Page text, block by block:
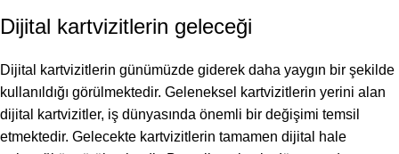
Dijital kartvizitlerin geleceği
Dijital kartvizitlerin günümüzde giderek daha yaygın bir şekilde
kullanıldığı görülmektedir. Geleneksel kartvizitlerin yerini alan
dijital kartvizitler, iş dünyasında önemli bir değişimi temsil
etmektedir. Gelecekte kartvizitlerin tamamen dijital hale